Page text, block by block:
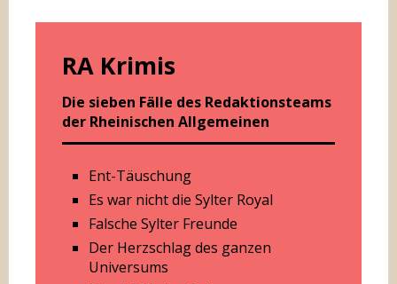
RA Krimis
Die sieben Fälle des Redaktionsteams
der Rheinischen Allgemeinen
Ent-Täuschung
Es war nicht die Sylter Royal
Falsche Sylter Freunde
Der Herzschlag des ganzen
Universums